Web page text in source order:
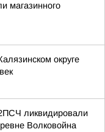
магазинного
округе
ликвидировали
Волковойна